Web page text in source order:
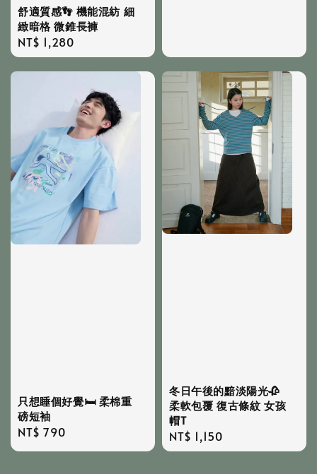
舒適質感👣 機能混紡 細
緻暗格 微錐長褲
Regular
price
NT$ 1,280
只想睡個好覺🛏️ 柔棉重
磅短袖
Regular
price
NT$ 790
冬日午後的黯淡陽光🥀
柔軟包覆 復古條紋 女孩
帽T
Regular
price
NT$ 1,150